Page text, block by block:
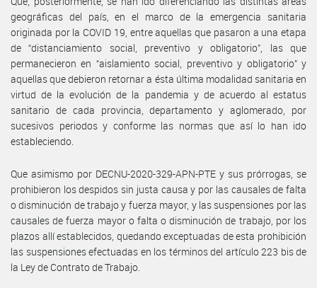
geográficas del país, en el marco de la emergencia sanitaria
originada por la COVID 19, entre aquellas que pasaron a una etapa
de “distanciamiento social, preventivo y obligatorio”, las que
permanecieron en “aislamiento social, preventivo y obligatorio” y
aquellas que debieron retornar a ésta última modalidad sanitaria en
virtud de la evolución de la pandemia y de acuerdo al estatus
sanitario de cada provincia, departamento y aglomerado, por
sucesivos periodos y conforme las normas que así lo han ido
estableciendo.
Que asimismo por DECNU-2020-329-APN-PTE y sus prórrogas, se
prohibieron los despidos sin justa causa y por las causales de falta
o disminución de trabajo y fuerza mayor, y las suspensiones por las
causales de fuerza mayor o falta o disminución de trabajo, por los
plazos allí establecidos, quedando exceptuadas de esta prohibición
las suspensiones efectuadas en los términos del artículo 223 bis de
la Ley de Contrato de Trabajo.